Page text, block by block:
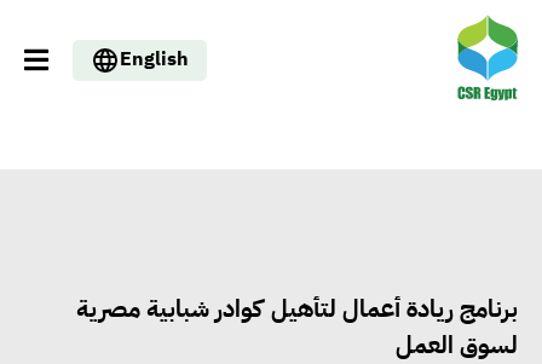
English
برنامج ريادة أعمال لتأهيل كوادر شبابية مصرية
لسوق العمل